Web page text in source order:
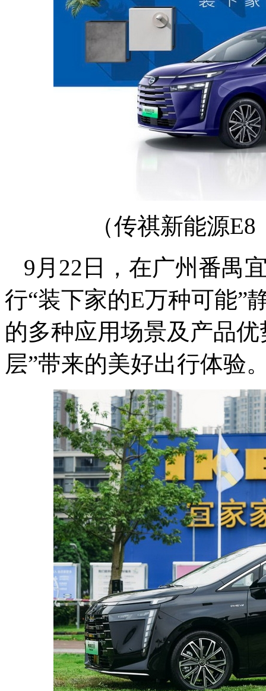
（传祺新能源
9月22日，在广州番禺
行“装下家的E万种可能”
的多种应用场景及产品
层”带来的美好出行体验